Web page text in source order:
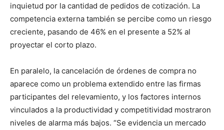
inquietud por la cantidad de pedidos de cotización. La
competencia externa también se percibe como un riesgo
creciente, pasando de 46% en el presente a 52% al
proyectar el corto plazo.
En paralelo, la cancelación de órdenes de compra no
aparece como un problema extendido entre las firmas
participantes del relevamiento, y los factores internos
vinculados a la productividad y competitividad mostraron
niveles de alarma más bajos. “Se evidencia un mercado